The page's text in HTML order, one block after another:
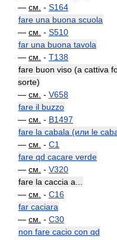
— см. - S164
fare una buona scuola
— см. - S510
far una buona tavola
— см. - T138
fare buon viso (a cattiva
sorte)
— см. - V658
fare il buzzo
— см. - B1497
fare la cabala (или le
— см. - C1
fare qd cacare verde
— см. - V320
fare la caccia a...
— см. - C16
far caciara
— см. - C30
non fare cacio con qd